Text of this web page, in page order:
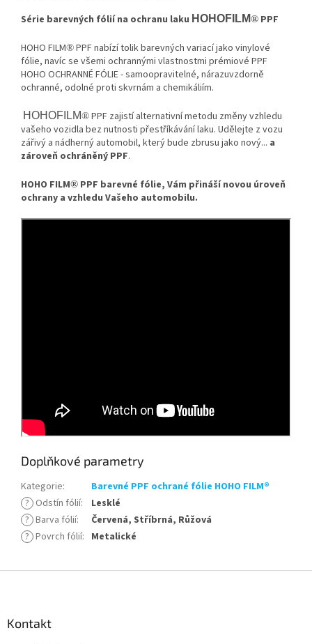
Série barevných fólií na ochranu laku HOHOFILM® PPF
HOHO FILM®PPF nabízí tolik barevných variací jako vinylové
fólie, navíc se všemi ochrannými vlastnostmi prémiové PPF
HOHO OCHRANNÉ FÓLIE - samoopravitelné, nárazuvzdorně
ochranné, odolné proti skvrnám a chemikáliím.
HOHOFILM®PPF zajistí alternativní metodu změny vzhledu
vašeho vozidla bez nutnosti přestříkávání laku. Udělejte z vozu
zářivý a nádherný automobil, který bude zbrusu jako nový... a
zároveň ochráněný PPF.
HOHO FILM® PPF barevné fólie, Vám přináší novou úroveň
ochrany a vzhledu Vašeho automobilu.
Doplňkové parametry
Kategorie:
Barevné PPF ochrané fólie HOHO FILM®
? Odstín fólií:
Lesklé
? Barva fólií:
Červená, Stříbrná, Růžová
? Povrch fólií: Metalické
Kontakt